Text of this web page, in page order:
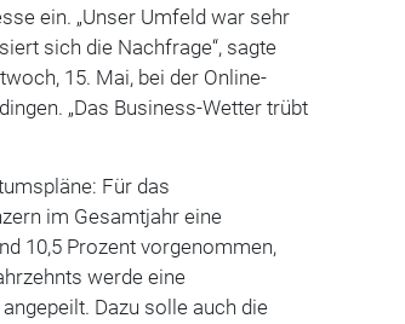
ein. „Unser Umfeld war sehr
sich die Nachfrage“, sagte
15. Mai, bei der Online-
„Das Business-Wetter trübt
Für das
im Gesamtjahr eine
10,5 Prozent vorgenommen,
werde eine
Dazu solle auch die